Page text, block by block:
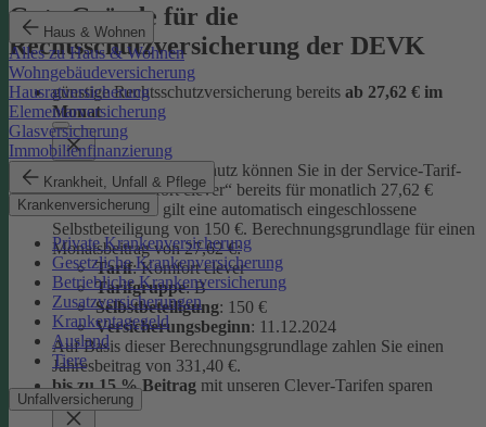
Haus & Wohnen
Alles zu Haus & Wohnen
Wohngebäudeversicherung
Hausratversicherung
Elementarversicherung
Glasversicherung
Immobilienfinanzierung
Krankheit, Unfall & Pflege
Krankenversicherung
Private Krankenversicherung
Gesetzliche Krankenversicherung
Betriebliche Krankenversicherung
Zusatzversicherungen
Krankentagegeld
Ausland
Tiere
Unfallversicherung
Gute Gründe für die
Rechtsschutzversicherung der DEVK
günstige Rechtsschutzversicherung bereits ab 27,62 € im
Monat
Unseren Privatrechtsschutz können Sie in der Service-Tarif-
Variante „Komfort clever“ bereits für monatlich 27,62 €
abschließen. Es gilt eine automatisch eingeschlossene
Selbstbeteiligung von 150 €. Berechnungsgrundlage für einen
Monatsbeitrag von 27,62 €:
Tarif: Komfort clever
Tarifgruppe: B
Selbstbeteiligung: 150 €
Versicherungsbeginn: 11.12.2024
Auf Basis dieser Berechnungsgrundlage zahlen Sie einen
Jahresbeitrag von 331,40 €.
bis zu 15 % Beitrag mit unseren Clever-Tarifen sparen